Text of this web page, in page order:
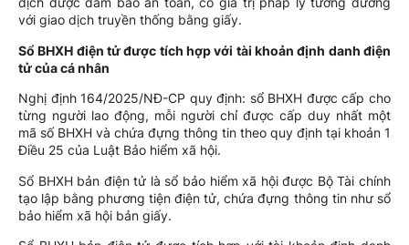
với giao dịch truyền thống bằng giấy.
Sổ BHXH điện tử được tích hợp với tài khoản định danh điện
tử của cá nhân
Nghị định 164/2025/NĐ-CP quy định: sổ BHXH được cấp cho
từng người lao động, mỗi người chỉ được cấp duy nhất một
mã số BHXH và chứa đựng thông tin theo quy định tại khoản 1
Điều 25 của Luật Bảo hiểm xã hội.
Sổ BHXH bản điện tử là sổ bảo hiểm xã hội được Bộ Tài chính
tạo lập bằng phương tiện điện tử, chứa đựng thông tin như sổ
bảo hiểm xã hội bản giấy.